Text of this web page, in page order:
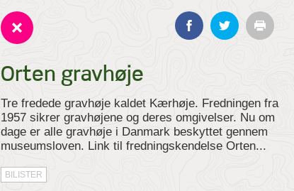
Orten gravhøje
Tre fredede gravhøje kaldet Kærhøje. Fredningen fra
1957 sikrer gravhøjene og deres omgivelser. Nu om
dage er alle gravhøje i Danmark beskyttet gennem
museumsloven. Link til fredningskendelse Orten...
BILISTER